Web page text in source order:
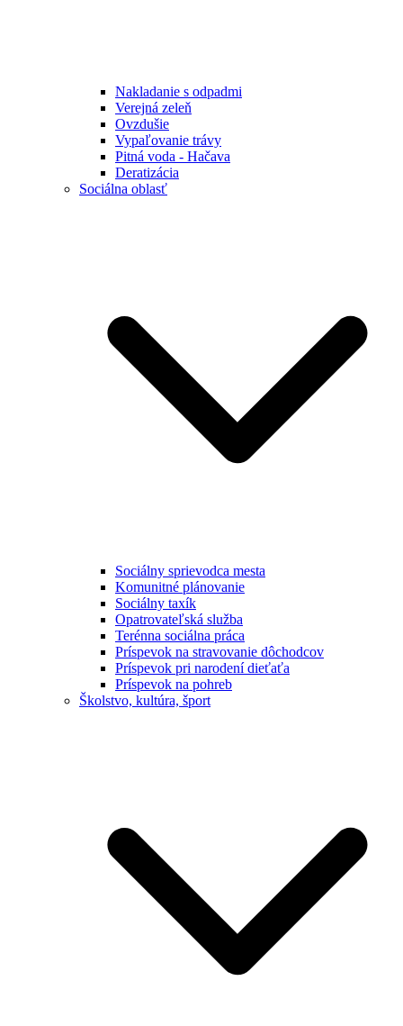
Nakladanie s odpadmi
Verejná zeleň
Ovzdušie
Vypaľovanie trávy
Pitná voda - Hačava
Deratizácia
Sociálna oblasť
Sociálny sprievodca mesta
Komunitné plánovanie
Sociálny taxík
Opatrovateľská služba
Terénna sociálna práca
Príspevok na stravovanie dôchodcov
Príspevok pri narodení dieťaťa
Príspevok na pohreb
Školstvo, kultúra, šport